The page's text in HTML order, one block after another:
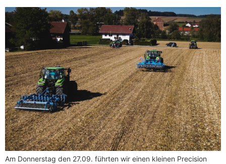
Am Donnerstag den 27.09. führten wir einen kleinen Precision